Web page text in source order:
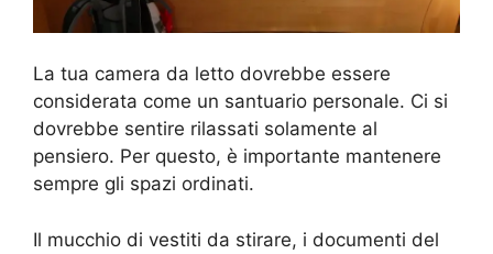
La tua camera da letto dovrebbe essere
considerata come un santuario personale. Ci si
dovrebbe sentire rilassati solamente al
pensiero. Per questo, è importante mantenere
sempre gli spazi ordinati.
Il mucchio di vestiti da stirare, i documenti del